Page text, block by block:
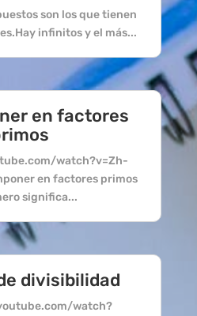
son los que tienen
infinitos y el más...
en factores
watch?v=Zh-
en factores primos
significa...
divisibilidad
watch?